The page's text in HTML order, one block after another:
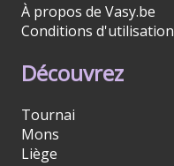
À propos de Vasy.be
Conditions d'utilisation
Découvrez
Tournai
Mons
Liège